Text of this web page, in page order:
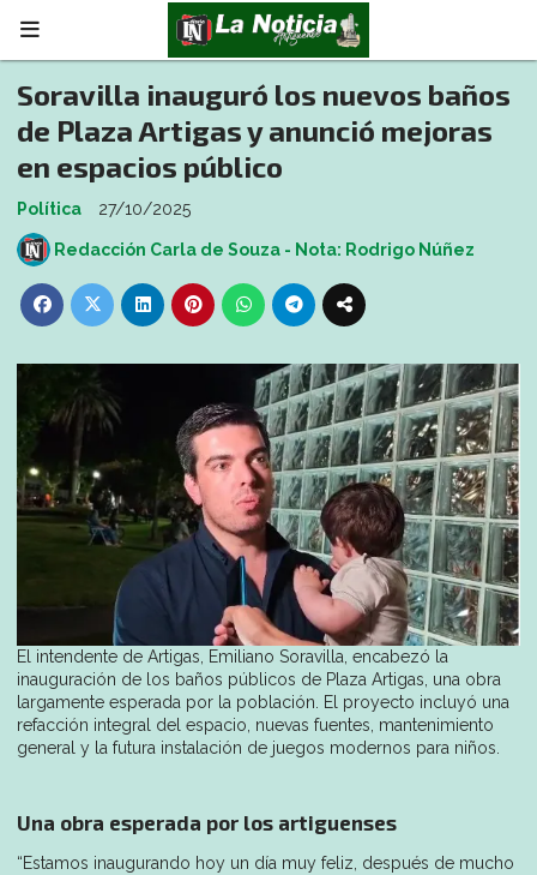
Soravilla inauguró los nuevos baños
de Plaza Artigas y anunció mejoras
en espacios público
Política 27/10/2025
Redacción Carla de Souza - Nota: Rodrigo Núñez
El intendente de Artigas, Emiliano Soravilla, encabezó la
inauguración de los baños públicos de Plaza Artigas, una obra
largamente esperada por la población. El proyecto incluyó una
refacción integral del espacio, nuevas fuentes, mantenimiento
general y la futura instalación de juegos modernos para niños.
Una obra esperada por los artiguenses
“Estamos inaugurando hoy un día muy feliz, después de mucho